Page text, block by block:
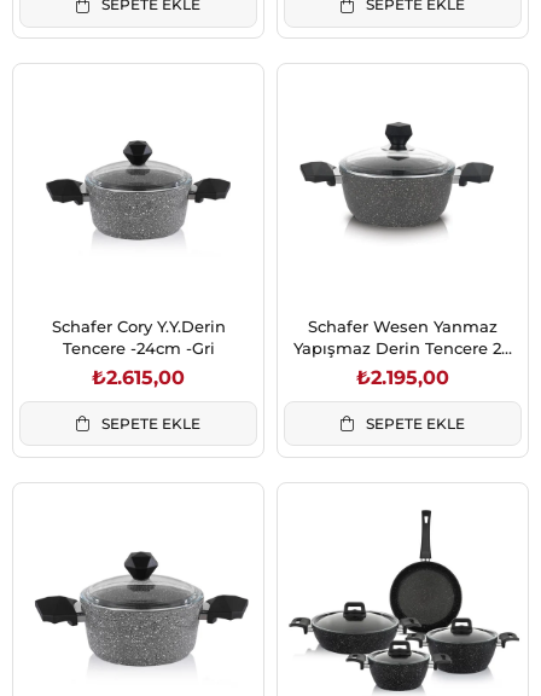
SEPETE EKLE SEPETE EKLE
Schafer Cory Y.Y.Derin
Tencere -24cm -Gri
₺2.615,00
SEPETE EKLE
Schafer Wesen Yanmaz
Yapışmaz Derin Tencere 20
Cm 2 Parça Gri
₺2.195,00
SEPETE EKLE